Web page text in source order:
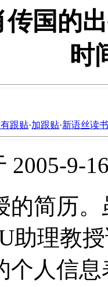
传国的
时
跟贴·加跟贴·新语丝读
2005-9-
的简历
助理教
个人信